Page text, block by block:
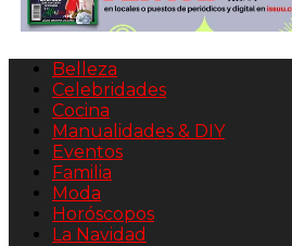
Belleza
Celebridades
Cocina
Manualidades & DIY
Eventos
Familia
Moda
Horóscopos
La Navidad